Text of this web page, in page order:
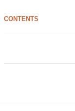
CONTENTS